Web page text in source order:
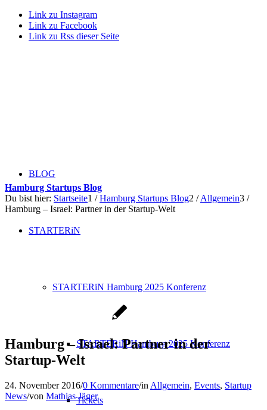
Link zu Instagram
Link zu Facebook
Link zu Rss dieser Seite
BLOG
STARTERiN
STARTERiN Hamburg 2025 Konferenz
STARTERiN Hamburg 2025 Konferenz
Tickets
Hamburg Startups Blog
Du bist hier: Startseite1 / Hamburg Startups Blog2 / Allgemein3 /
Hamburg – Israel: Partner in der Startup-Welt
Hamburg – Israel: Partner in der
Startup-Welt
24. November 2016/0 Kommentare/in Allgemein, Events, Startup
News/von Mathias Jäger